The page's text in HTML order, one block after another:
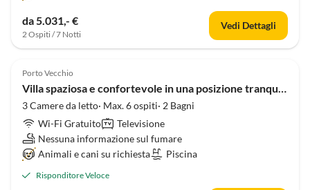
da 5.031,- €
2 Ospiti / 7 Notti
Vedi Dettagli
Porto Vecchio
Villa spaziosa e confortevole in una posizione tranquilla
3 Camere da letto· Max. 6 ospiti· 2 Bagni
Wi-Fi Gratuito
Televisione
Nessuna informazione sul fumare
Animali e cani su richiesta
Piscina
Risponditore Veloce